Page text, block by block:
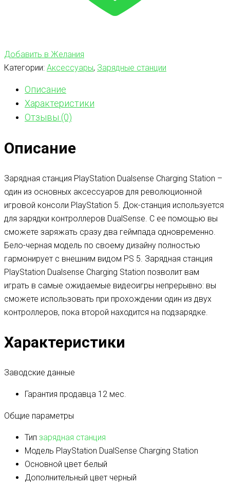
Добавить в Желания
Категории: Аксессуары, Зарядные станции
Описание
Характеристики
Отзывы (0)
Описание
Зарядная станция PlayStation Dualsense Charging Station –
один из основных аксессуаров для революционной
игровой консоли PlayStation 5. Док-станция используется
для зарядки контроллеров DualSense. С ее помощью вы
сможете заряжать сразу два геймпада одновременно.
Бело-черная модель по своему дизайну полностью
гармонирует с внешним видом PS 5. Зарядная станция
PlayStation Dualsense Charging Station позволит вам
играть в самые ожидаемые видеоигры непрерывно: вы
сможете использовать при прохождении один из двух
контроллеров, пока второй находится на подзарядке.
Характеристики
Заводские данные
Гарантия продавца 12 мес.
Общие параметры
Тип зарядная станция
Модель PlayStation DualSense Charging Station
Основной цвет белый
Дополнительный цвет черный